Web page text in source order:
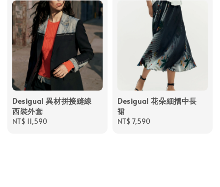
Desigual 異材拼接縫線
西裝外套
Regular
NT$ 11,590
Desigual 花朵細摺中長
裙
Regular
NT$ 7,590